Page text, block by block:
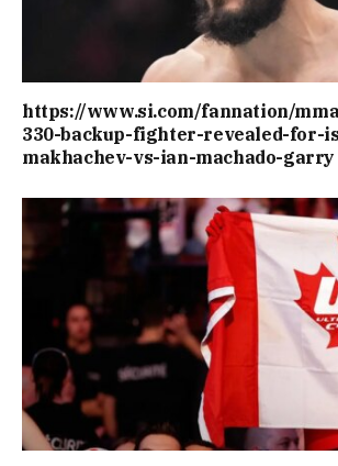
https://www.si.com/fannation/
330-backup-fighter-revealed-for-
makhachev-vs-ian-machado-garry